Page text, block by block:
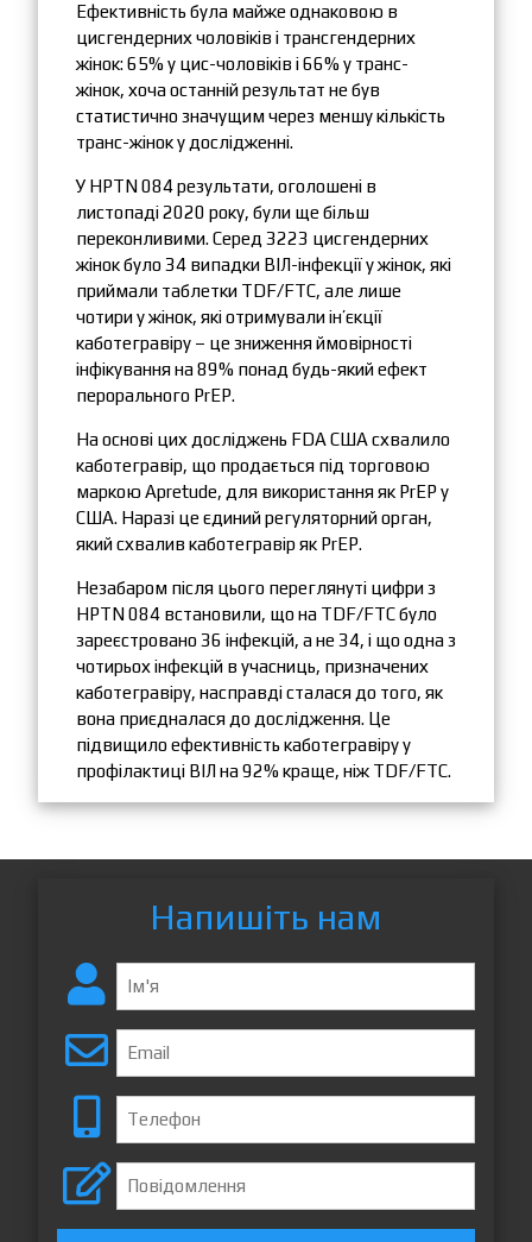
Ефективність була майже однаковою в
цисгендерних чоловіків і трансгендерних
жінок: 65% у цис-чоловіків і 66% у транс-
жінок, хоча останній результат не був
статистично значущим через меншу кількість
транс-жінок у дослідженні.
У HPTN 084 результати, оголошені в
листопаді 2020 року, були ще більш
переконливими. Серед 3223 цисгендерних
жінок було 34 випадки ВІЛ-інфекції у жінок, які
приймали таблетки TDF/FTC, але лише
чотири у жінок, які отримували ін’єкції
каботегравіру – це зниження ймовірності
інфікування на 89% понад будь-який ефект
перорального PrEP.
На основі цих досліджень FDA США схвалило
каботегравір, що продається під торговою
маркою Apretude, для використання як PrEP у
США. Наразі це єдиний регуляторний орган,
який схвалив каботегравір як PrEP.
Незабаром після цього переглянуті цифри з
HPTN 084 встановили, що на TDF/FTC було
зареєстровано 36 інфекцій, а не 34, і що одна з
чотирьох інфекцій в учасниць, призначених
каботегравіру, насправді сталася до того, як
вона приєдналася до дослідження. Це
підвищило ефективність каботегравіру у
профілактиці ВІЛ на 92% краще, ніж TDF/FTC.
Напишіть нам